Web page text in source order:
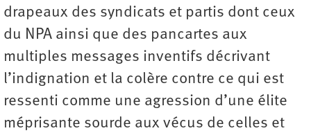
drapeaux des syndicats et partis dont ceux
du NPA ainsi que des pancartes aux
multiples messages inventifs décrivant
l’indignation et la colère contre ce qui est
ressenti comme une agression d’une élite
méprisante sourde aux vécus de celles et